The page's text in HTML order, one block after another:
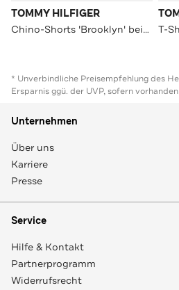
TOMMY HILFIGER
Chino-Shorts 'Brooklyn' beige T-
* Unverbindliche Preisempfehlung des
Ersparnis ggü. der UVP, sofern vorhanden
Unternehmen
Über uns
Karriere
Presse
Service
Hilfe & Kontakt
Partnerprogramm
Widerrufsrecht